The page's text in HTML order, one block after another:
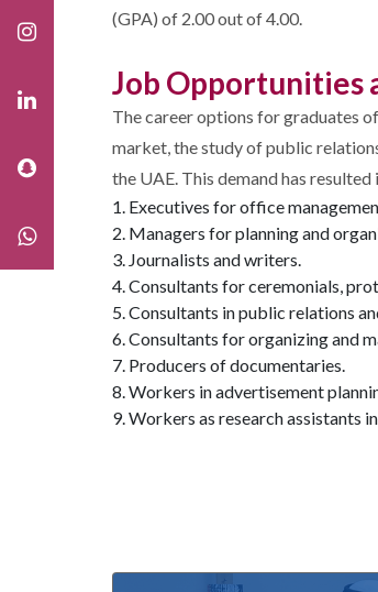
(GPA) of 2.00 out of 4.00.
Job Opportunities
The career options for graduates
market, the study of public
the UAE. This demand has
Executives for office
Managers for planning and
Journalists and writers.
Consultants for ceremonials,
Consultants in public relations
Consultants for organizing and
Producers of documentaries.
Workers in advertisement
Workers as research assistants